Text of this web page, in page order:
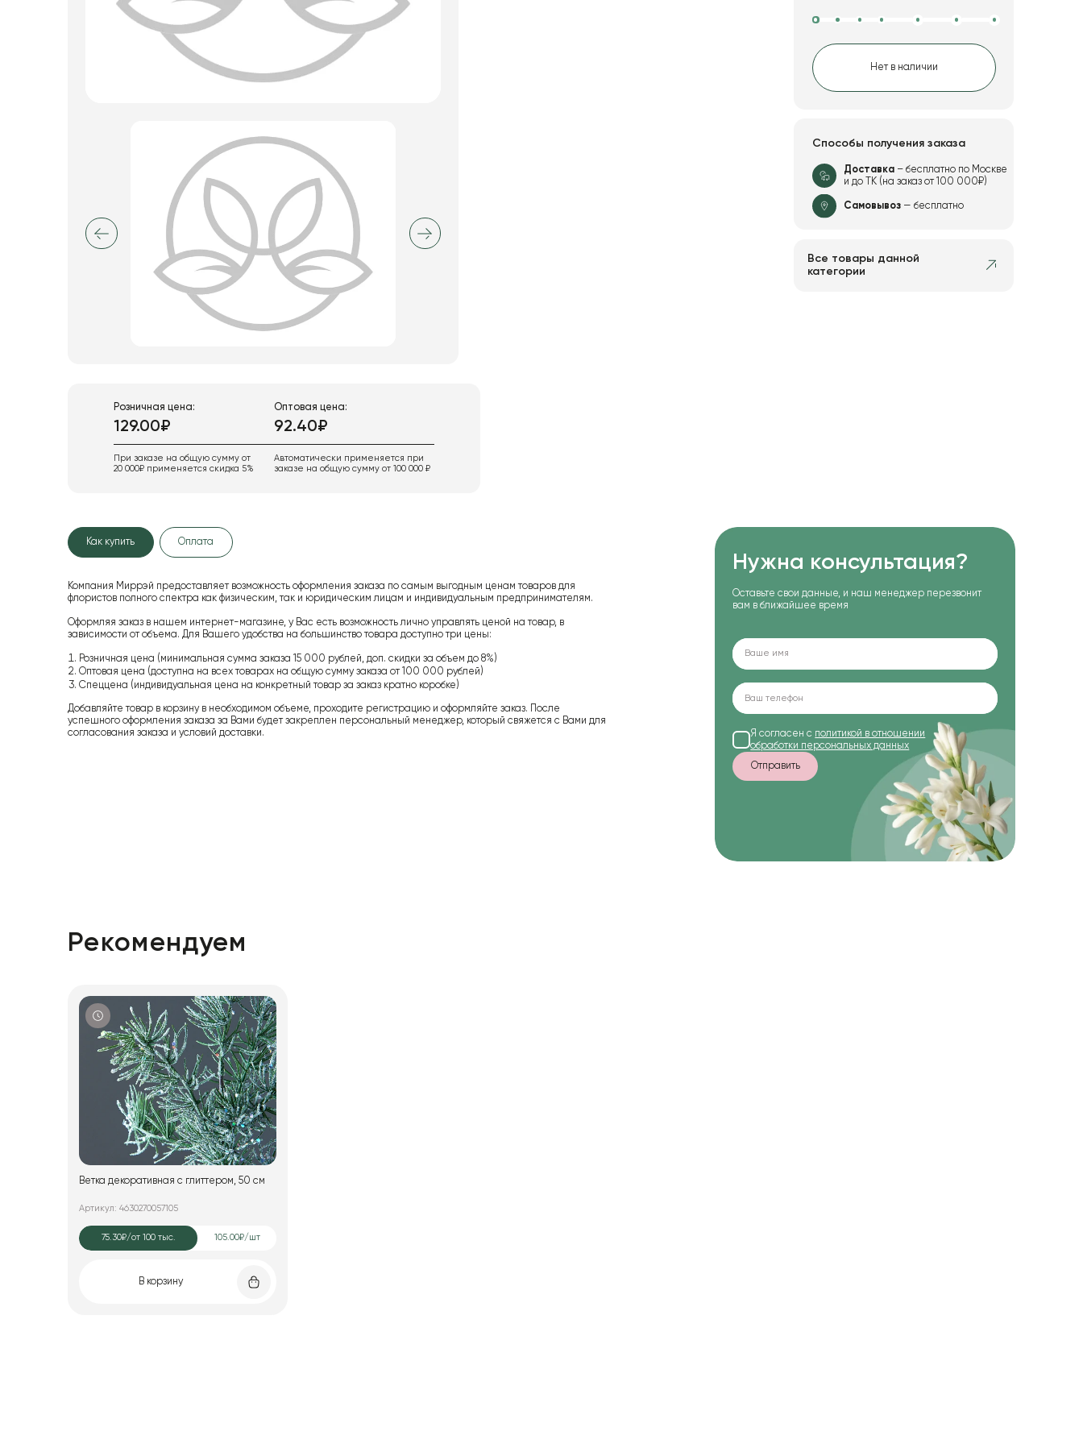
Пакеты для цветов и подарков
Изделия из металла
Искусственные цветы и растения
Розничная цена:
129.00₽
При заказе на общую сумму от
20 000₽ применяется скидка 5%
Оптовая цена:
92.40₽
Автоматически применяется при
заказе на общую сумму от 100 000 ₽
Нет в наличии
Способы получения заказа
Доставка– бесплатно по Москве
и до ТК (на заказ от 100 000₽)
Самовывоз— бесплатно
Все товары данной
категории
Как купить Оплата
Компания Миррэй предоставляет возможность оформления заказа по самым выгодным ценам товаров для
флористов полного спектра как физическим, так и юридическим лицам и индивидуальным предпринимателям.
Оформляя заказ в нашем интернет-магазине, у Вас есть возможность лично управлять ценой на товар, в
зависимости от объема. Для Вашего удобства на большинство товара доступно три цены:
Розничная цена (минимальная сумма заказа 15 000 рублей, доп. скидки за объем до 8%)
Оптовая цена (доступна на всех товарах на общую сумму заказа от 100 000 рублей)
Спеццена (индивидуальная цена на конкретный товар за заказ кратно коробке)
Добавляйте товар в корзину в необходимом объеме, проходите регистрацию и оформляйте заказ. После
успешного оформления заказа за Вами будет закреплен персональный менеджер, который свяжется с Вами для
согласования заказа и условий доставки.
Нужна консультация?
Оставьте свои данные, и наш менеджер перезвонит
вам в ближайшее время
Я согласен с политикой в отношении
обработки персональных данных
Отправить
Рекомендуем
Ветка декоративная с глиттером, 50 см
Артикул: 4630270057105
75.30₽/от 100 тыс. 105.00₽/шт
В корзину